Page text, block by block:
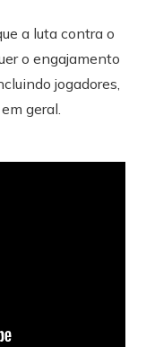
a luta contra o
o engajamento
jogadores,
geral.